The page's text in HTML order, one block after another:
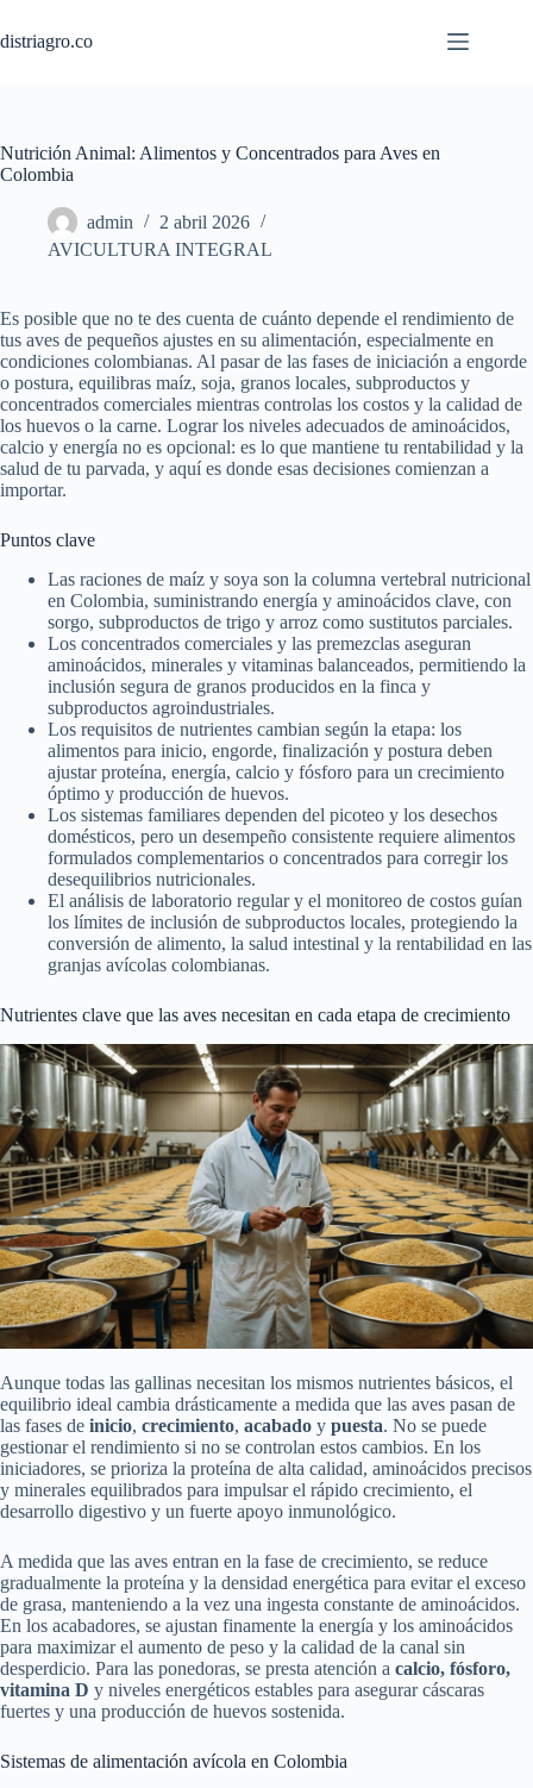
al
contenido
distriagro.co
Nutrición Animal: Alimentos y Concentrados para Aves en
Colombia
admin
2 abril 2026
AVICULTURA INTEGRAL
Es posible que no te des cuenta de cuánto depende el rendimiento de
tus aves de pequeños ajustes en su alimentación, especialmente en
condiciones colombianas. Al pasar de las fases de iniciación a engorde
o postura, equilibras maíz, soja, granos locales, subproductos y
concentrados comerciales mientras controlas los costos y la calidad de
los huevos o la carne. Lograr los niveles adecuados de aminoácidos,
calcio y energía no es opcional: es lo que mantiene tu rentabilidad y la
salud de tu parvada, y aquí es donde esas decisiones comienzan a
importar.
Puntos clave
Las raciones de maíz y soya son la columna vertebral nutricional
en Colombia, suministrando energía y aminoácidos clave, con
sorgo, subproductos de trigo y arroz como sustitutos parciales.
Los concentrados comerciales y las premezclas aseguran
aminoácidos, minerales y vitaminas balanceados, permitiendo la
inclusión segura de granos producidos en la finca y
subproductos agroindustriales.
Los requisitos de nutrientes cambian según la etapa: los
alimentos para inicio, engorde, finalización y postura deben
ajustar proteína, energía, calcio y fósforo para un crecimiento
óptimo y producción de huevos.
Los sistemas familiares dependen del picoteo y los desechos
domésticos, pero un desempeño consistente requiere alimentos
formulados complementarios o concentrados para corregir los
desequilibrios nutricionales.
El análisis de laboratorio regular y el monitoreo de costos guían
los límites de inclusión de subproductos locales, protegiendo la
conversión de alimento, la salud intestinal y la rentabilidad en las
granjas avícolas colombianas.
Nutrientes clave que las aves necesitan en cada etapa de crecimiento
Aunque todas las gallinas necesitan los mismos nutrientes básicos, el
equilibrio ideal cambia drásticamente a medida que las aves pasan de
las fases de inicio, crecimiento, acabado y puesta. No se puede
gestionar el rendimiento si no se controlan estos cambios. En los
iniciadores, se prioriza la proteína de alta calidad, aminoácidos precisos
y minerales equilibrados para impulsar el rápido crecimiento, el
desarrollo digestivo y un fuerte apoyo inmunológico.
A medida que las aves entran en la fase de crecimiento, se reduce
gradualmente la proteína y la densidad energética para evitar el exceso
de grasa, manteniendo a la vez una ingesta constante de aminoácidos.
En los acabadores, se ajustan finamente la energía y los aminoácidos
para maximizar el aumento de peso y la calidad de la canal sin
desperdicio. Para las ponedoras, se presta atención a calcio, fósforo,
vitamina D y niveles energéticos estables para asegurar cáscaras
fuertes y una producción de huevos sostenida.
Sistemas de alimentación avícola en Colombia